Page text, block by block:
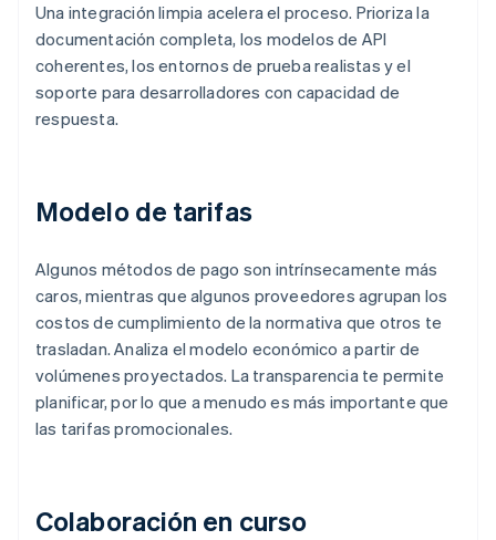
Una integración limpia acelera el proceso. Prioriza la
documentación completa, los modelos de API
coherentes, los entornos de prueba realistas y el
soporte para desarrolladores con capacidad de
respuesta.
Modelo de tarifas
Algunos métodos de pago son intrínsecamente más
caros, mientras que algunos proveedores agrupan los
costos de cumplimiento de la normativa que otros te
trasladan. Analiza el modelo económico a partir de
volúmenes proyectados. La transparencia te permite
planificar, por lo que a menudo es más importante que
las tarifas promocionales.
Colaboración en curso